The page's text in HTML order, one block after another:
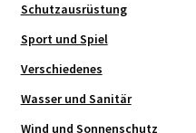
Schutzausrüstung
Sport und Spiel
Verschiedenes
Wasser und Sanitär
Wind und Sonnenschutz